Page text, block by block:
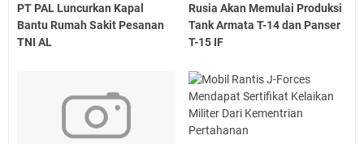
PT PAL Luncurkan Kapal
Bantu Rumah Sakit Pesanan
TNI AL
Rusia Akan Memulai Produksi
Tank Armata T-14 dan Panser
T-15 IF